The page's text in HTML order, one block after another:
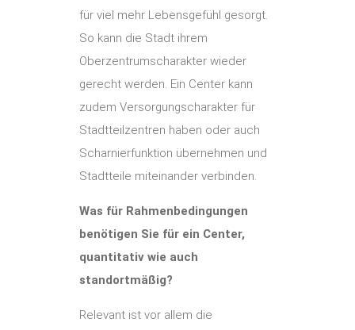
für viel mehr Lebensgefühl gesorgt.
So kann die Stadt ihrem
Oberzentrumscharakter wieder
gerecht werden. Ein Center kann
zudem Versorgungscharakter für
Stadtteilzentren haben oder auch
Scharnierfunktion übernehmen und
Stadtteile miteinander verbinden.
Was für Rahmenbedingungen
benötigen Sie für ein Center,
quantitativ wie auch
standortmäßig?
Relevant ist vor allem die